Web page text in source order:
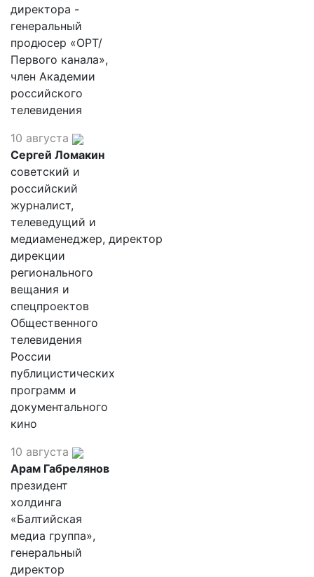
директора -
генеральный
продюсер «ОРТ/
Первого канала»,
член Академии
российского
телевидения
10 августа
Сергей Ломакин
советский и
российский
журналист,
телеведущий и
медиаменеджер, директор
дирекции
регионального
вещания и
спецпроектов
Общественного
телевидения
России
публицистических
программ и
документального
кино
10 августа
Арам Габрелянов
президент
холдинга
«Балтийская
медиа группа»,
генеральный
директор